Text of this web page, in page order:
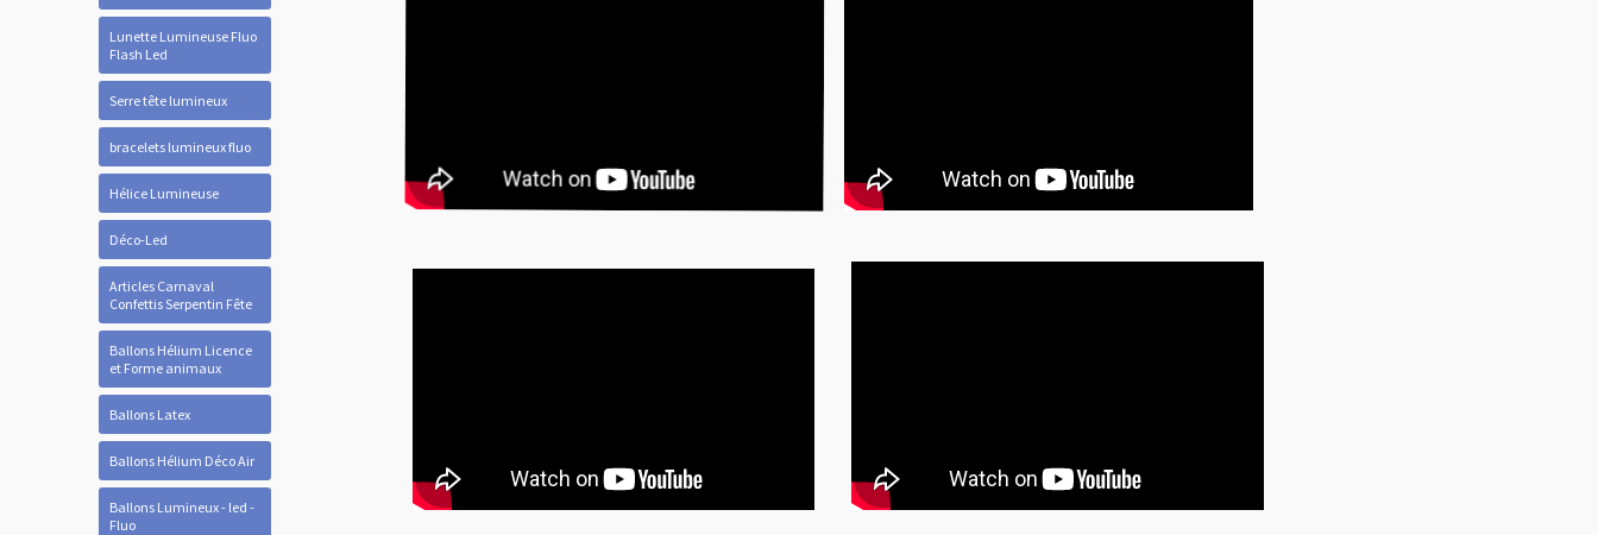
Lunette Lumineuse Fluo
Flash Led
Serre tête lumineux
bracelets lumineux fluo
Hélice Lumineuse
Déco-Led
Articles Carnaval
Confettis Serpentin Fête
Ballons Hélium Licence
et Forme animaux
Ballons Latex
Ballons Hélium Déco Air
Ballons Lumineux - led -
Fluo